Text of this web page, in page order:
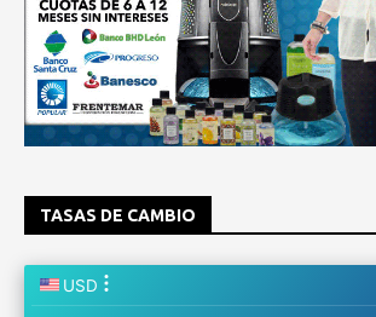
TASAS DE CAMBIO